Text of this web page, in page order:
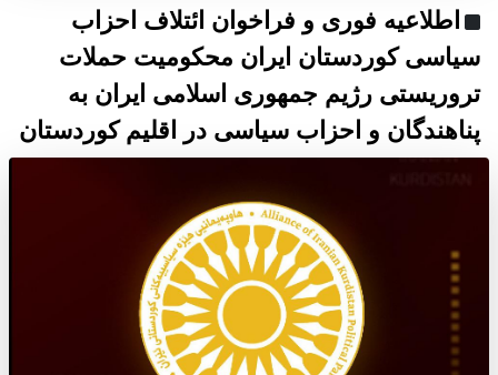
اطلاعیه فوری و فراخوان ائتلاف احزاب
سیاسی کوردستان ایران محکومیت حملات
تروریستی رژیم جمهوری اسلامی ایران به
پناهندگان و احزاب سیاسی در اقلیم کوردستان